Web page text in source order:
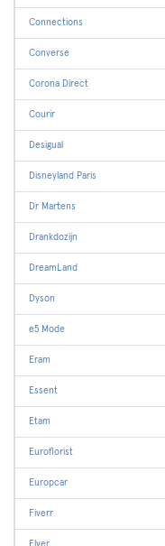
Connections
Converse
Corona Direct
Courir
Desigual
Disneyland Paris
Dr Martens
Drankdozijn
DreamLand
Dyson
e5 Mode
Eram
Essent
Etam
Euroflorist
Europcar
Fiverr
Flyer